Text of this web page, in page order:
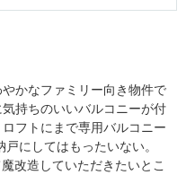
かなファミリー向き物件で
持ちのいいバルコニーが付
フトにまで専用バルコニー
にしてはもったいない。
改造していただきたいとこ